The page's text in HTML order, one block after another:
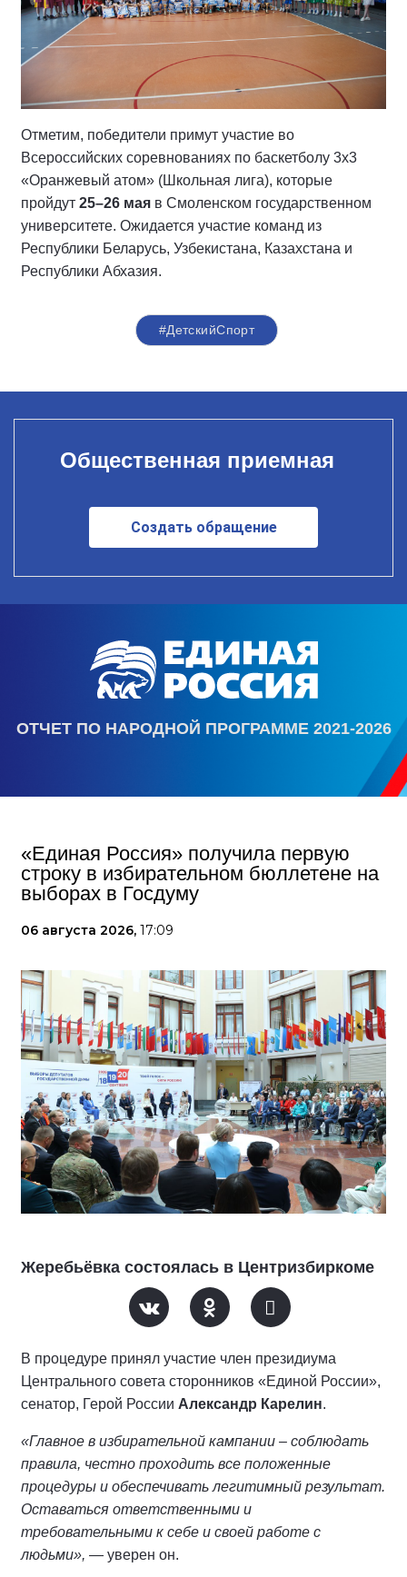
Отметим, победители примут участие во
Всероссийских соревнованиях по баскетболу 3х3
«Оранжевый атом» (Школьная лига), которые
пройдут 25–26 мая в Смоленском государственном
университете. Ожидается участие команд из
Республики Беларусь, Узбекистана, Казахстана и
Республики Абхазия.
#ДетскийСпорт
Общественная приемная
Создать обращение
ОТЧЕТ ПО НАРОДНОЙ ПРОГРАММЕ 2021-2026
«Единая Россия» получила первую
строку в избирательном бюллетене на
выборах в Госдуму
06 августа 2026, 17:09
Жеребьёвка состоялась в Центризбиркоме
В процедуре принял участие член президиума
Центрального совета сторонников «Единой России»,
сенатор, Герой России Александр Карелин.
«Главное в избирательной кампании – соблюдать
правила, честно проходить все положенные
процедуры и обеспечивать легитимный результат.
Оставаться ответственными и
требовательными к себе и своей работе с
людьми», — уверен он.